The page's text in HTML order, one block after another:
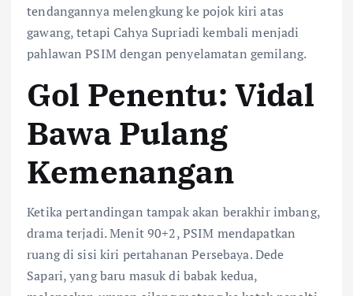
tendangannya melengkung ke pojok kiri atas
gawang, tetapi Cahya Supriadi kembali menjadi
pahlawan PSIM dengan penyelamatan gemilang.
Gol Penentu: Vidal
Bawa Pulang
Kemenangan
Ketika pertandingan tampak akan berakhir imbang,
drama terjadi. Menit 90+2, PSIM mendapatkan
ruang di sisi kiri pertahanan Persebaya. Dede
Sapari, yang baru masuk di babak kedua,